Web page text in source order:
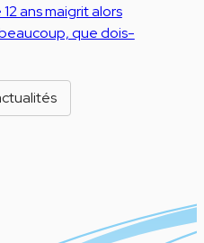
ans maigrit alors
que dois-